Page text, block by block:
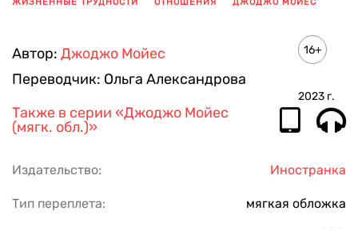
Автор: Джоджо Мойес
Переводчик: Ольга Александрова
16+
2023 г.
Также в серии «Джоджо Мойес
(мягк. обл.)»
Издательство: Иностранка
Тип переплета: мягкая обложка